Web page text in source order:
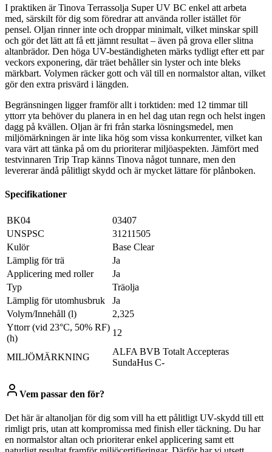
I praktiken är Tinova Terrassolja Super UV BC enkel att arbeta
med, särskilt för dig som föredrar att använda roller istället för
pensel. Oljan rinner inte och droppar minimalt, vilket minskar spill
och gör det lätt att få ett jämnt resultat – även på grova eller slitna
altanbrädor. Den höga UV-beständigheten märks tydligt efter ett par
veckors exponering, där träet behåller sin lyster och inte bleks
märkbart. Volymen räcker gott och väl till en normalstor altan, vilket
gör den extra prisvärd i längden.
Begränsningen ligger framför allt i torktiden: med 12 timmar till
yttorr yta behöver du planera in en hel dag utan regn och helst ingen
dagg på kvällen. Oljan är fri från starka lösningsmedel, men
miljömärkningen är inte lika hög som vissa konkurrenter, vilket kan
vara värt att tänka på om du prioriterar miljöaspekten. Jämfört med
testvinnaren Trip Trap känns Tinova något tunnare, men den
levererar ändå pålitligt skydd och är mycket lättare för plånboken.
Specifikationer
BK04
03407
UNSPSC
31211505
Kulör
Base Clear
Lämplig för trä
Ja
Applicering med roller
Ja
Typ
Träolja
Lämplig för utomhusbruk
Ja
Volym/Innehåll (l)
2,325
Yttorr (vid 23°C, 50% RF)
(h)
12
MILJÖMÄRKNING
ALFA BVB Totalt Accepteras
SundaHus C-
Vem passar den för?
Det här är altanoljan för dig som vill ha ett pålitligt UV-skydd till ett
rimligt pris, utan att kompromissa med finish eller täckning. Du har
en normalstor altan och prioriterar enkel applicering samt ett